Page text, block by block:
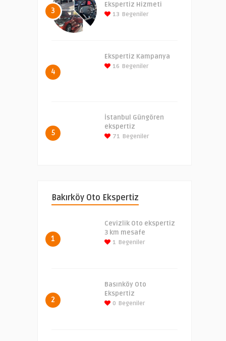
3
Ekspertiz Hizmeti
13 Begeniler
4
Ekspertiz Kampanya
16 Begeniler
5
İstanbul Güngören
ekspertiz
71 Begeniler
Bakırköy Oto Ekspertiz
1
Cevizlik Oto ekspertiz
3 km mesafe
1 Begeniler
2
Basınköy Oto
Ekspertiz
0 Begeniler